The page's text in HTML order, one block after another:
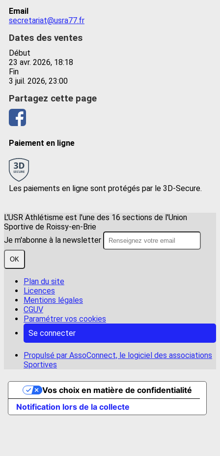
Email
secretariat@usra77.fr
Dates des ventes
Début
23 avr. 2026, 18:18
Fin
3 juil. 2026, 23:00
Partagez cette page
Paiement en ligne
Les paiements en ligne sont protégés par le 3D-Secure.
L'USR Athlétisme est l'une des 16 sections de l'Union
Sportive de Roissy-en-Brie
Je m'abonne à la newsletter
OK
Plan du site
Licences
Mentions légales
CGUV
Paramétrer vos cookies
Se connecter
Propulsé par AssoConnect, le logiciel des associations
Sportives
Notification lors de la collecte
Vos choix en matière de confidentialité